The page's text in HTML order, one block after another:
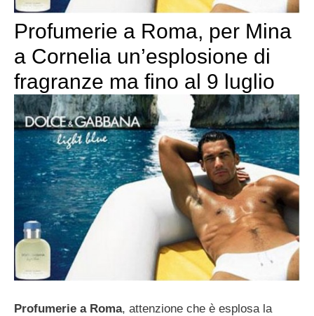
Profumerie a Roma, per Mina
a Cornelia un’esplosione di
fragranze ma fino al 9 luglio
Profumerie a Roma, attenzione che è esplosa la